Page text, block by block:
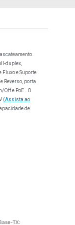
duplex,
Fluxo e Suporte
Reverso, porta
Off e PoE . O
(Assista ao
de
TX: